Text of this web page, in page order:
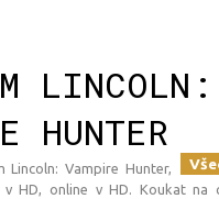
LINCOLN:
HUNTER
Lincoln: Vampire Hunter,
HD, online v HD. Koukat na